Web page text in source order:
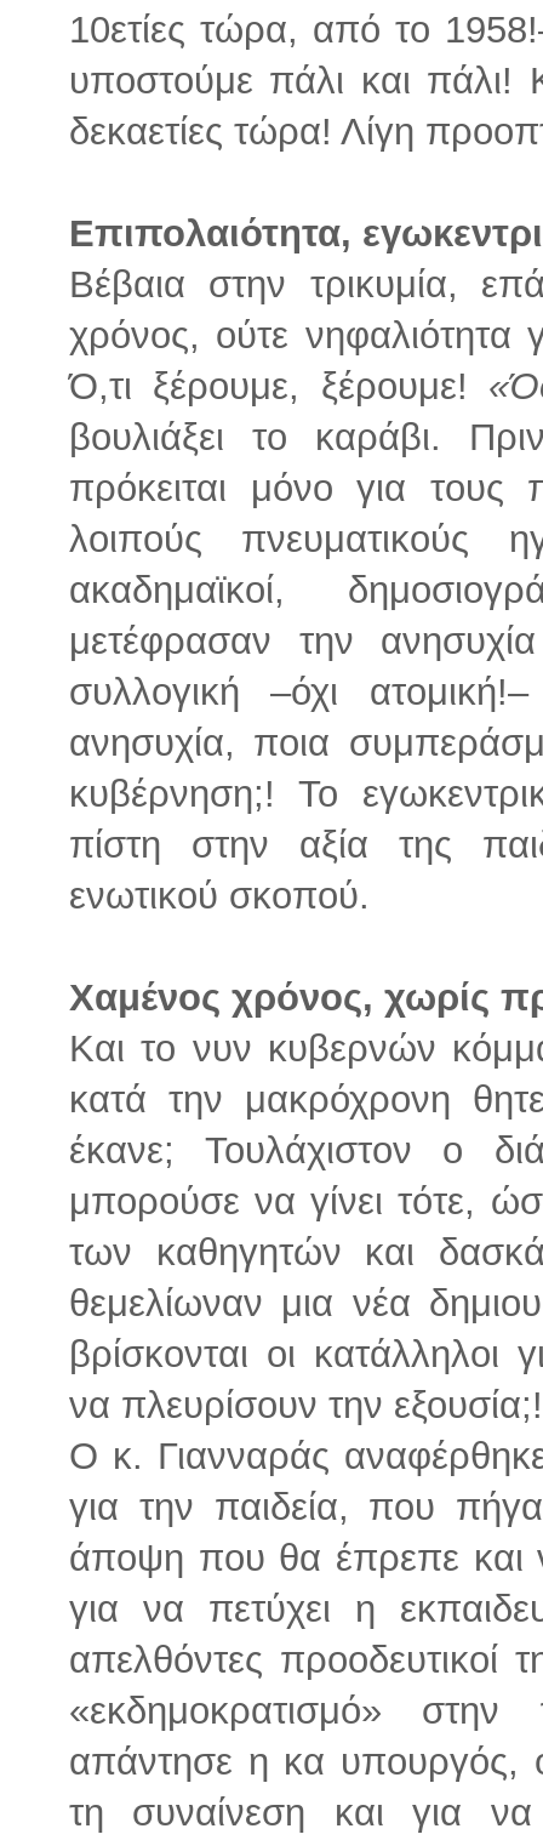
10ετίες τώρα, από το
υποστούμε πάλι και πάλι!
δεκαετίες τώρα! Λίγη
Επιπολαιότητα,
Βέβαια στην τρικυμία,
χρόνος, ούτε νηφαλιότητα
Ό,τι ξέρουμε, ξέρουμε!
βουλιάξει το καράβι.
πρόκειται μόνο για τους
λοιπούς πνευματικούς
ακαδημαϊκοί,
μετέφρασαν την
συλλογική –όχι
ανησυχία, ποια
κυβέρνηση;! Το
πίστη στην αξία της
ενωτικού σκοπού.
Χαμένος χρόνος, χωρίς
Και το νυν κυβερνών
κατά την μακρόχρονη
έκανε; Τουλάχιστον ο
μπορούσε να γίνει τότε,
των καθηγητών και
θεμελίωναν μια νέα
βρίσκονται οι κατάλληλοι
να πλευρίσουν την
Ο κ. Γιανναράς
για την παιδεία, που
άποψη που θα έπρεπε και
για να πετύχει η
απελθόντες προοδευτικοί
«εκδημοκρατισμό»
απάντησε η κα υπουργός, ο
τη συναίνεση και για